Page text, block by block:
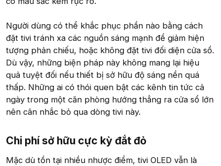
Người dùng có thể khắc phục phần nào bằng cách
đặt tivi tránh xa các nguồn sáng mạnh để giảm hiện
tượng phản chiếu, hoặc không đặt tivi đối diện cửa sổ.
Dù vậy, những biện pháp này không mang lại hiệu
quả tuyệt đối nếu thiết bị sở hữu độ sáng nền quá
thấp. Những ai có thói quen bật các kênh tin tức cả
ngày trong một căn phòng hướng thẳng ra cửa sổ lớn
nên cân nhắc bỏ qua dòng tivi này.
Chi phí sở hữu cực kỳ đắt đỏ​
Mặc dù tồn tại nhiều nhược điểm, tivi OLED vẫn là